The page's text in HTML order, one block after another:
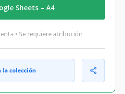
Sheets – A4
• Se requiere atribución
la colección